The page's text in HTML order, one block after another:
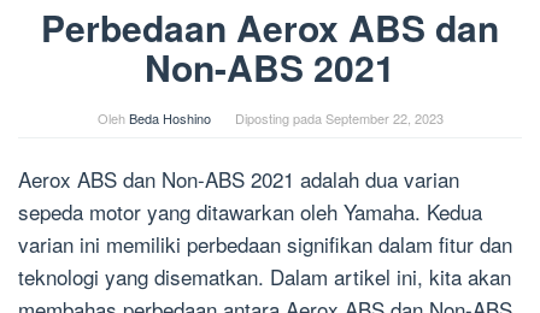
Perbedaan Aerox ABS dan
Non-ABS 2021
OlehBeda Hoshino Diposting pada September 22, 2023
Aerox ABS dan Non-ABS 2021 adalah dua varian
sepeda motor yang ditawarkan oleh Yamaha. Kedua
varian ini memiliki perbedaan signifikan dalam fitur dan
teknologi yang disematkan. Dalam artikel ini, kita akan